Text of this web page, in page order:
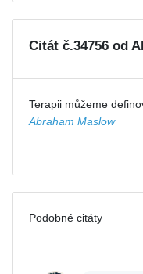
Citát č.34756 od
Terapii můžeme
Abraham Maslow
Podobné citáty